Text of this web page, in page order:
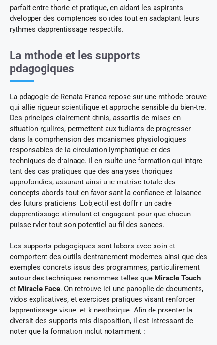
parfait entre thorie et pratique, en aidant les aspirants
dvelopper des comptences solides tout en sadaptant leurs
rythmes dapprentissage respectifs.
La mthode et les supports
pdagogiques
La pdagogie de Renata Franca repose sur une mthode prouve
qui allie rigueur scientifique et approche sensible du bien-tre.
Des principes clairement dfinis, assortis de mises en
situation rgulires, permettent aux tudiants de progresser
dans la comprhension des mcanismes physiologiques
responsables de la circulation lymphatique et des
techniques de drainage. Il en rsulte une formation qui intgre
tant des cas pratiques que des analyses thoriques
approfondies, assurant ainsi une matrise totale des
concepts abords tout en favorisant la confiance et laisance
des futurs praticiens. Lobjectif est doffrir un cadre
dapprentissage stimulant et engageant pour que chacun
puisse rvler tout son potentiel au fil des sances.
Les supports pdagogiques sont labors avec soin et
comportent des outils dentranement modernes ainsi que des
exemples concrets issus des programmes, particulirement
autour des techniques renommes telles que Miracle Touch
et Miracle Face. On retrouve ici une panoplie de documents,
vidos explicatives, et exercices pratiques visant renforcer
lapprentissage visuel et kinesthsique. Afin de prsenter la
diversit des supports mis disposition, il est intressant de
noter que la formation inclut notamment :